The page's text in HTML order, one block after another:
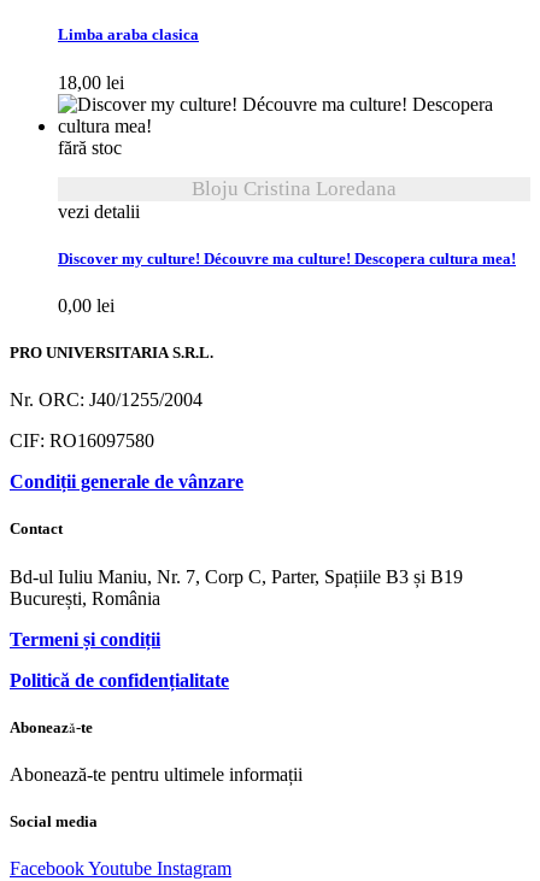
Limba araba clasica
18,00 lei
fără stoc
Bloju Cristina Loredana
vezi detalii
Discover my culture! Découvre ma culture! Descopera cultura mea!
0,00 lei
PRO UNIVERSITARIA S.R.L.
Nr. ORC: J40/1255/2004
CIF: RO16097580
Condiții generale de vânzare
Contact
Bd-ul Iuliu Maniu, Nr. 7, Corp C, Parter, Spațiile B3 și B19
București, România
Termeni și condiții
Politică de confidențialitate
Abonează-te
Abonează-te pentru ultimele informații
Social media
FacebookYoutube Instagram